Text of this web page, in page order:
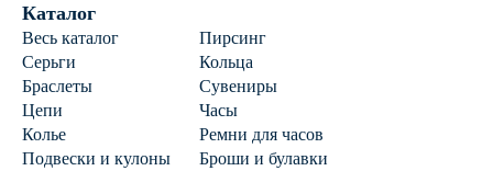
Каталог
Весь каталог
Пирсинг
Серьги
Кольца
Браслеты
Сувениры
Цепи
Часы
Колье
Ремни для часов
Подвески и кулоны
Броши и булавки